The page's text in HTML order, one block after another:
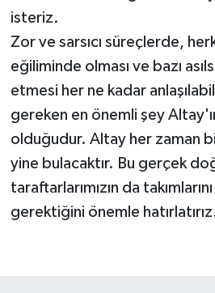
isteriz.
Zor ve sarsıcı süreçlerde,
eğiliminde olması ve bazı
etmesi her ne kadar
gereken en önemli şey
olduğudur. Altay her zaman
yine bulacaktır. Bu gerçek
taraftarlarımızın da
gerektiğini önemle